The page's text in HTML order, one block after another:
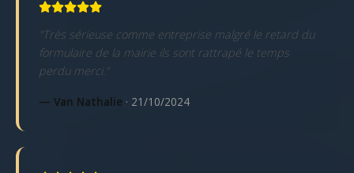
"Très sérieuse comme entreprise malgré le retard du
formulaire de la mairie ils sont rattrapé le temps
perdu merci."
— Van Nathalie · 21/10/2024